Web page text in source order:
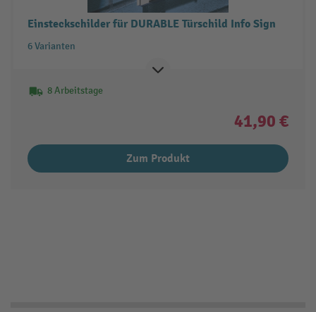
Einsteckschilder für DURABLE Türschild Info Sign
6 Varianten
8 Arbeitstage
41,90 €
Zum Produkt